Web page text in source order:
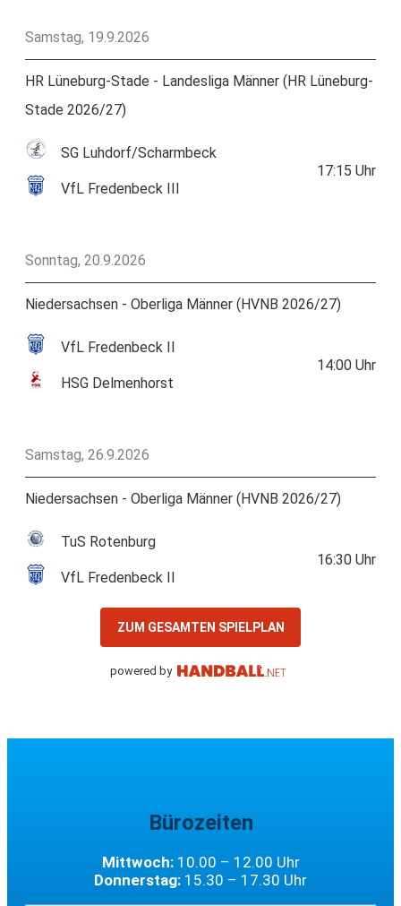
Samstag, 19.9.2026
HR Lüneburg-Stade - Landesliga Männer (HR Lüneburg-
Stade 2026/27)
SG Luhdorf/Scharmbeck
VfL Fredenbeck III
17:15 Uhr
Sonntag, 20.9.2026
Niedersachsen - Oberliga Männer (HVNB 2026/27)
VfL Fredenbeck II
HSG Delmenhorst
14:00 Uhr
Samstag, 26.9.2026
Niedersachsen - Oberliga Männer (HVNB 2026/27)
TuS Rotenburg
VfL Fredenbeck II
16:30 Uhr
ZUM GESAMTEN SPIELPLAN
powered by
Bürozeiten
Mittwoch:10.00 – 12.00 Uhr
Donnerstag: 15.30 – 17.30 Uhr